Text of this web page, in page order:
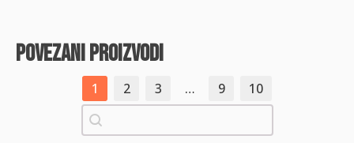
povezani proizvodi
1 2 3 … 9
10
Pretraži